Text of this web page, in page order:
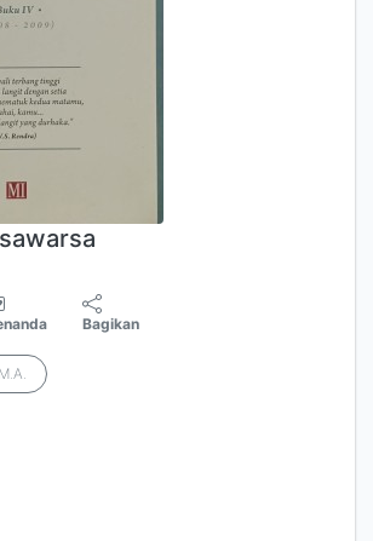
Bagikan